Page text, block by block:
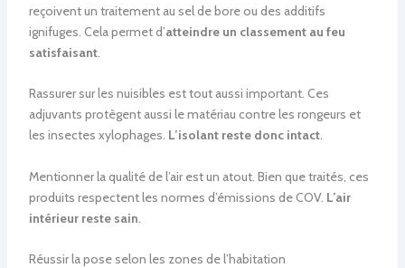
reçoivent un traitement au sel de bore ou des additifs
ignifuges. Cela permet d’atteindre un classement au feu
satisfaisant.
Rassurer sur les nuisibles est tout aussi important. Ces
adjuvants protègent aussi le matériau contre les rongeurs et
les insectes xylophages. L’isolant reste donc intact.
Mentionner la qualité de l’air est un atout. Bien que traités, ces
produits respectent les normes d’émissions de COV. L’air
intérieur reste sain.
Réussir la pose selon les zones de l’habitation